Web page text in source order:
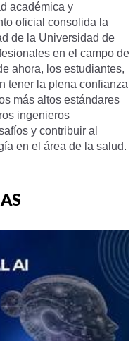
académica y
oficial consolida la
de la Universidad de
en el campo de
ahora, los estudiantes,
tener la plena confianza
más altos estándares
ingenieros
y contribuir al
en el área de la salud.